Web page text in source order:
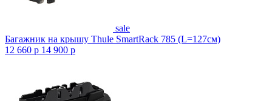
sale
Багажник на крышу Thule SmartRack 785 (L=127см)
12 660 p 14 900 p